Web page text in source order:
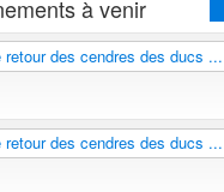
à venir
retour des cendres des ducs ...
retour des cendres des ducs ...